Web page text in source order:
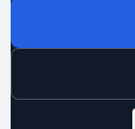
воздуховоды